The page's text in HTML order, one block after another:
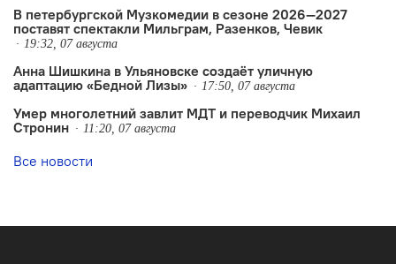
В петербургской Музкомедии в сезоне 2026—2027
поставят спектакли Мильграм, Разенков, Чевик
19:32, 07 августа
Анна Шишкина в Ульяновске создаëт уличную
адаптацию «Бедной Лизы»
17:50, 07 августа
Умер многолетний завлит МДТ и переводчик Михаил
Стронин
11:20, 07 августа
Все новости